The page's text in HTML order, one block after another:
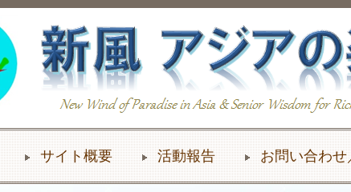
サイト概要 活動報告 お問い合わせ